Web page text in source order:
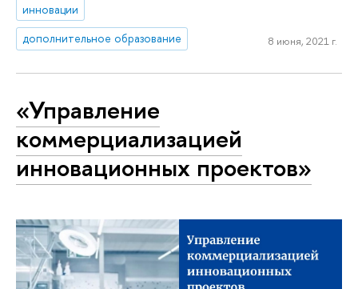
инновации
дополнительное образование
8 июня, 2021 г.
«Управление
коммерциализацией
инновационных проектов»